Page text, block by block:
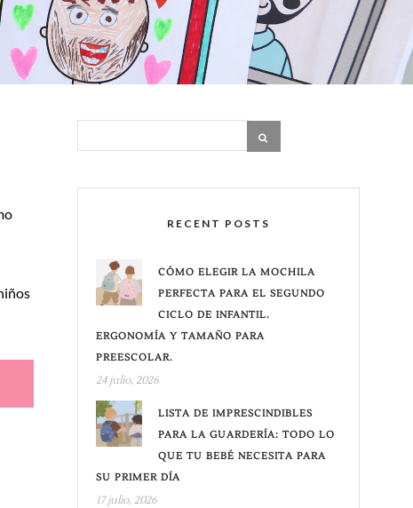
RECENT POSTS
CÓMO ELEGIR LA MOCHILA
PERFECTA PARA EL SEGUNDO
CICLO DE INFANTIL.
ERGONOMÍA Y TAMAÑO PARA
PREESCOLAR.
24 julio, 2026
LISTA DE IMPRESCINDIBLES
PARA LA GUARDERÍA: TODO LO
QUE TU BEBÉ NECESITA PARA
SU PRIMER DÍA
17 julio, 2026